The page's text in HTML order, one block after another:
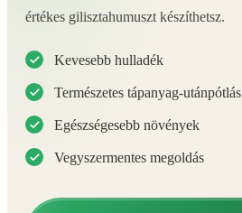
értékes gilisztahumuszt készíthetsz.
Kevesebb hulladék
Természetes tápanyag-utánpótlás
Egészségesebb növények
Vegyszermentes megoldás